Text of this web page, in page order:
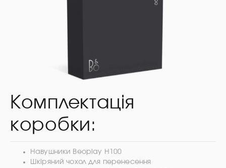
Комплектація
коробки:
Навушники Beoplay H100
Шкіряний чохол для перенесення